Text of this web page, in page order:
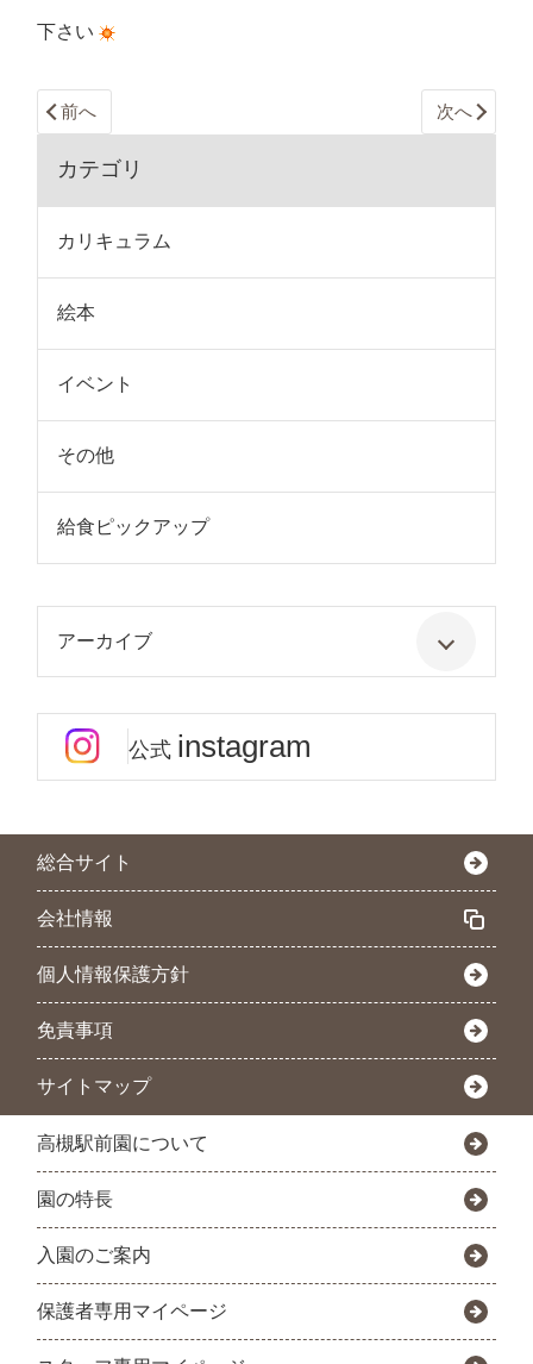
下さい
前へ 次へ
カテゴリ
カリキュラム
絵本
イベント
その他
給食ピックアップ
アーカイブ
公式 instagram
総合サイト
会社情報
個人情報保護方針
免責事項
サイトマップ
高槻駅前園について
園の特長
入園のご案内
保護者専用マイページ